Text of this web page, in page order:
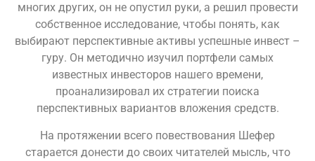
многих других, он не опустил руки, а решил провести
собственное исследование, чтобы понять, как
выбирают перспективные активы успешные инвест –
гуру. Он методично изучил портфели самых
известных инвесторов нашего времени,
проанализировал их стратегии поиска
перспективных вариантов вложения средств.
На протяжении всего повествования Шефер
старается донести до своих читателей мысль, что